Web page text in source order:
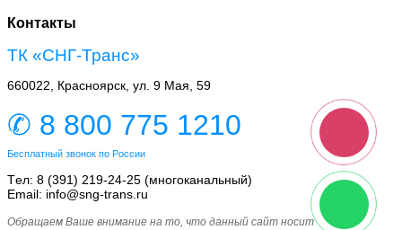
Контакты
ТК «СНГ-Транс»
660022, Красноярск, ул. 9 Мая, 59
✆ 8 800 775 1210
Бесплатный звонок по России
Tел: 8 (391) 219-24-25 (многоканальный)
Email: info@sng-trans.ru
Обращаем Ваше внимание на то, что данный сайт носит